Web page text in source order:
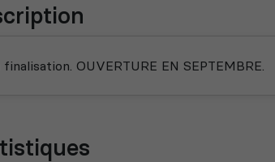
finalisation. OUVERTURE EN SEPTEMBRE.